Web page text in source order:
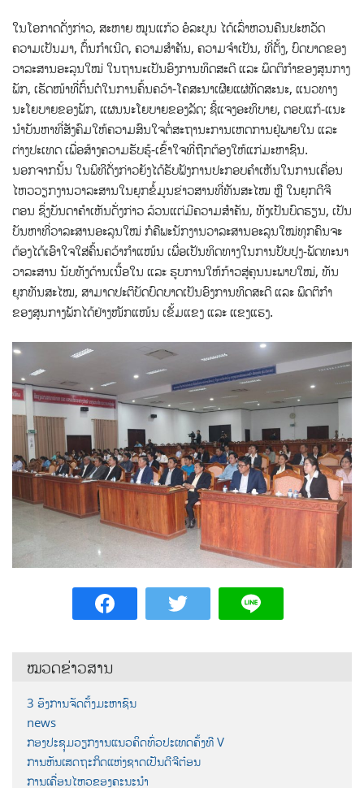
ໃນໂອກາດດັ່ງກ່າວ, ສະຫາຍ ໝູນ​ແກ້ວ ອໍ​ລະ​ບູນ ໄດ້ເລົ່າຫວນຄືນປະ​ຫວັດ​
ຄວາມ​ເປັນ​ມາ, ຕົ້ນ​ກຳ​ເນີດ, ຄວາມ​ສຳ​ຄັ​ນ, ຄວາມຈຳເປັນ, ທີ່​ຕັ້ງ​, ບົດ​ບາດຂອງ
ວາ​ລະ​ສານອະ​ລຸນ​ໃໝ່ ໃນ​ຖາ​ນະ​ເປັນອົງ​ການ​ທິດ​ສະ​ດີ ແລະ ພຶດ​ຕິ​ກຳ​ຂອງ​ສູນ​ກາງ​
ພັກ, ເຮັດ​ໜ້າ​ທີ່ຕົ້ນ​ຕໍ​ໃນ​ການ​ຄົ້ນ​ຄວ້າ-​ໂຄ​ສະ​ນາ​ເຜີຍ​ແຜ່​ທັດ​ສະ​ນະ, ແນວ​ທາງ
ນະໂຍບາຍຂອງພັກ, ແຜນ​ນະ​ໂຍ​ບາຍ​ຂອງ​​ລັດ; ​ຊີ້​ແຈງ​ອະ​ທິ​ບາຍ, ຕອບ​ແກ້-ແນະ​
ນຳ​ບັນ​ຫາ​ທີ່​ສັງ​ຄົມ​ໃຫ້​ຄວາມ​ສົນໃຈ​ຕໍ່​ສະ​ຖານ​ະ​ການເຫດ​ການ​ຢູ່​ພາຍ​ໃນ ແລະ
ຕ່າງ​ປະ​ເທດ ເພື່ອ​ສ້າງ​ຄວາມ​ຮັບ​ຮູ້-ເຂົ້າ​ໃຈ​ທີ່​ຖືກ​ຕ້ອງໃຫ້​ແກ່​ມະ​ຫາ​ຊົນ.
ນອກຈາກນັ້ນ ໃນພິທີດັ່ງກ່າວຍັງ​ໄດ້​ຮັບ​ຟັງ​ການ​ປ​ະ​ກອບ​ຄຳ​ເຫັນ​ໃນ​ການ​ເຄື່ອນ​
ໄຫວ​ວຽກ​ງານ​ວາ​ລະ​ສານໃນ​ຍຸກ​ຂໍ້​ມູນ​ຂ່າວ​ສານ​​ທີ່​ທັນ​ສະ​ໄໝ ຫຼື ໃນ​ຍຸກ​ດີຈີ​
ຕອນ ຊຶ່ງບັນ​ດາ​ຄຳ​ເຫັນດັ່ງກ່າວ ລ້ວນ​ແຕ່​ມີຄວາມສໍາຄັນ, ທັງ​ເປັນ​ບົດ​ຮຽນ, ເປັນ​
ບັນ​ຫາ​ທີ່​ວາ​ລະ​ສານ​ອະ​ລຸນ​ໃໝ່ ກໍ​ຄື​ພະ​ນັກ​ງານວາລະສານອະລຸນໃໝ່ທຸກ​ຄົນຈະ
ຕ້ອງ​ໄດ້​ເອົາ​ໃຈໃສ່​​ຄົ້ນ​ຄວ້າກຳ​ແໜ້ນ ເພື່ອ​ເປັນ​ທິດ​ທາງ​ໃນ​ການ​ປັບ​ປຸງ​-ພັດ​ທະ​ນາ​​
ວາ​ລະ​ສານ ນັບ​ທັງ​ດ້ານ​ເນື້ອ​ໃນ ແລະ ຮູບ​ການ​ໃຫ້​ກ້າວ​ສູ່​ຄຸນ​ນະ​ພາບ​ໃໝ່, ທັນ​
ຍຸກ​ທັນ​ສະ​ໄໝ, ສາ​ມາດ​ປະ​ຕິ​ບັດ​ບົດ​ບາດ​ເປັນ​ອົງ​ການ​ທິດ​ສະ​ດີ ແລະ ພຶດ​ຕິ​ກຳ​
ຂອງສູນກາງ​ພັກ​ໄດ້​ຢ່າງ​ໜັກ​ແໜ້ນ ເຂັ້ມ​ແຂງ ແລະ ແຂງ​ແຮງ.
ໝວດຂ່າວສານ
3 ອົງການຈັດຕັ້ງມະຫາຊົນ
news
ກອງປະຊຸມວຽກງານແນວຄິດທົ່ວປະເທດຄັ້ງທີ V
ການຫັນເສດຖະກິດແຫ່ງຊາດເປັນດີຈີຕ໋ອນ
ການເຄື່ອນໄຫວຂອງຄະນະນຳ